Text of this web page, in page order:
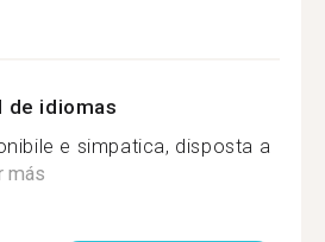
de idiomas
e simpatica, disposta a
más